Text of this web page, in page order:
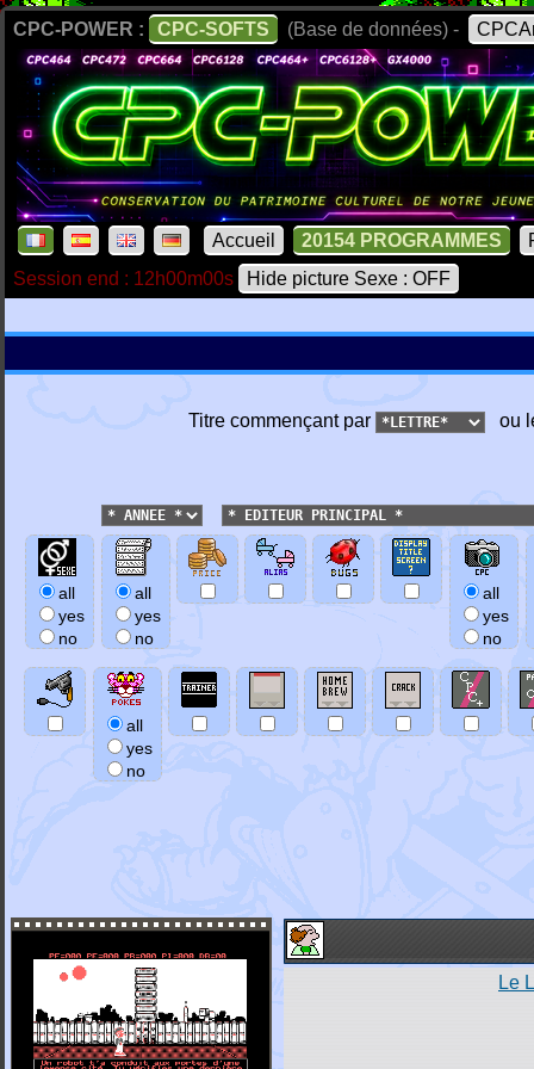
CPC-POWER : CPC-SOFTS (Base de données) -
Accueil 20154 PROGRAMMES
Session end : 12h00m00s
Hide picture Sexe : OFF
Titre commençant par ou
all
yes
no
all
yes
no
all
yes
no
all
yes
no
Le